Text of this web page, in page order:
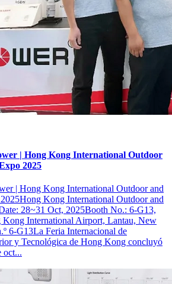
| Hong Kong International Outdoor
2025
| Hong Kong International Outdoor and
Kong International Outdoor and
28~31 Oct, 2025Booth No.: 6-G13,
International Airport, Lantau, New
6-G13La Feria Internacional de
y Tecnológica de Hong Kong concluyó
oct...